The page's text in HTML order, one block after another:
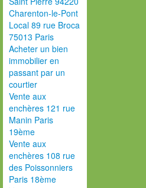
Charenton-le-Pont
Local 89 rue Broca
75013 Paris
Acheter un bien
immobilier en
passant par un
courtier
Vente aux
enchères 121 rue
Manin Paris
19ème
Vente aux
enchères 108 rue
des Poissonniers
Paris 18ème